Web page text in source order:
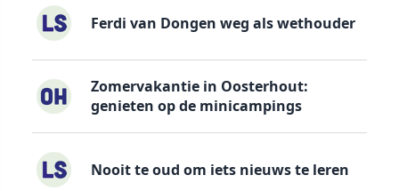
Ferdi van Dongen weg als wethouder
Zomervakantie in Oosterhout:
genieten op de minicampings
Nooit te oud om iets nieuws te leren